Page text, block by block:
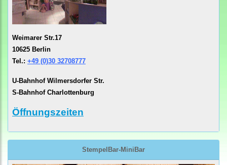
Weimarer Str.17
10625 Berlin
Tel.: +49 (0)30 32708777
U-Bahnhof Wilmersdorfer Str.
S-Bahnhof Charlottenburg
Öffnungszeiten
StempelBar-MiniBar